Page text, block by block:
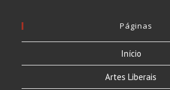
Páginas
Início
Artes Liberais